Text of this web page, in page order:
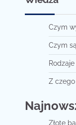
Czym
Czym
Z czego
Złote